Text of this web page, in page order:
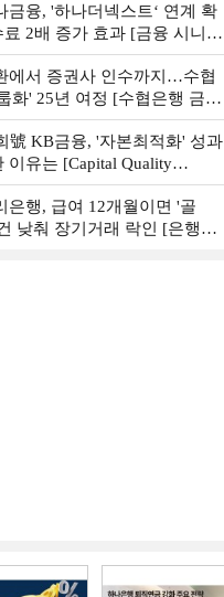
금융, '하나더넥스트‘ 연계 확
2배 증가 효과 [금융 시니어
기]
에서 증권사 인수까지…수협
화' 25년 여정 [수협은행 금융
號 KB금융, '자본최적화' 성과
이유는 [Capital Quality
은행, 급여 12개월이면 '골
낮춰 장기거래 락인 [은행권